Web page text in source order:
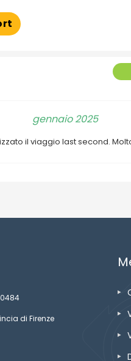
gennaio 2025
il viaggio last second.
di Firenze